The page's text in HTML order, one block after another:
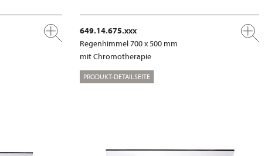
649.14.675.xxx
Regenhimmel 700 x 500 mm
mit Chromotherapie
PRODUKT-DETAILSEITE